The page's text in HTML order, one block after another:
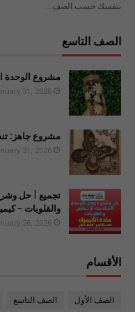
بنفسك حسب الصف…
الصف التاسع
مشروع الوحدة
31, 2026
مشروع جاهز:
31, 2026
تجميع | حل
والقلويات -
26, 2026
الأقسام
الصف الأول الصف التاسع